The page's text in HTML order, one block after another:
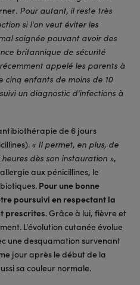
. Pour autant, il reste très
si l'on veut éviter les
soignée pouvant avoir des
britannique de sécurité
appelé les parents à
cinq enfants de moins de 10
un diagnostic d'infections à
de 6 jours
« Il permet, en plus, de
dès son instauration »,
aux pénicillines, le
Pour une bonne
poursuivi en respectant la
prescrites. Grâce à lui, fièvre et
L'évolution cutanée évolue
une desquamation survenant
jour après le début de la
sa couleur normale.